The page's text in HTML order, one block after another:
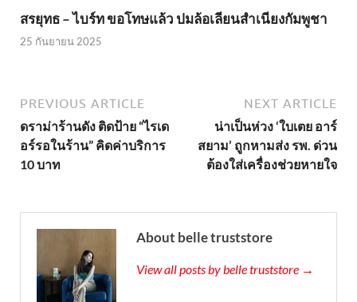
สรยุทธ – ไบร์ท ขอโทษแล้ว ปมล้อเลียนสำเนียงกัมพูชา
25 กันยายน 2025
PREVIOUS ARTICLE
ดราม่าร้านดัง ติดป้าย “ไรเด
อร์รอในร้าน” คิดค่าบริการ
10 บาท
NEXT ARTICLE
น่าเป็นห่วง ‘ใบเตย อาร์
สยาม’ ถูกหามส่ง รพ. ด่วน
ต้องใส่เครื่องช่วยหายใจ
About belle truststore
View all posts by belle truststore →